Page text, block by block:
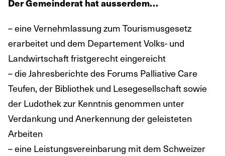
Der Gemeinderat hat ausserdem…
– eine Vernehmlassung zum Tourismusgesetz
erarbeitet und dem Departement Volks- und
Landwirtschaft fristgerecht eingereicht
– die Jahresberichte des Forums Palliative Care
Teufen, der Bibliothek und Lesegesellschaft sowie
der Ludothek zur Kenntnis genommen unter
Verdankung und Anerkennung der geleisteten
Arbeiten
– eine Leistungsvereinbarung mit dem Schweizer